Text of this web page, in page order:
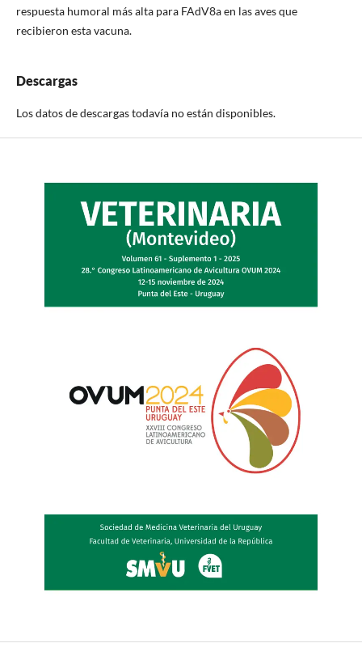
respuesta humoral más alta para FAdV8a en las aves que
recibieron esta vacuna.
Descargas
Los datos de descargas todavía no están disponibles.